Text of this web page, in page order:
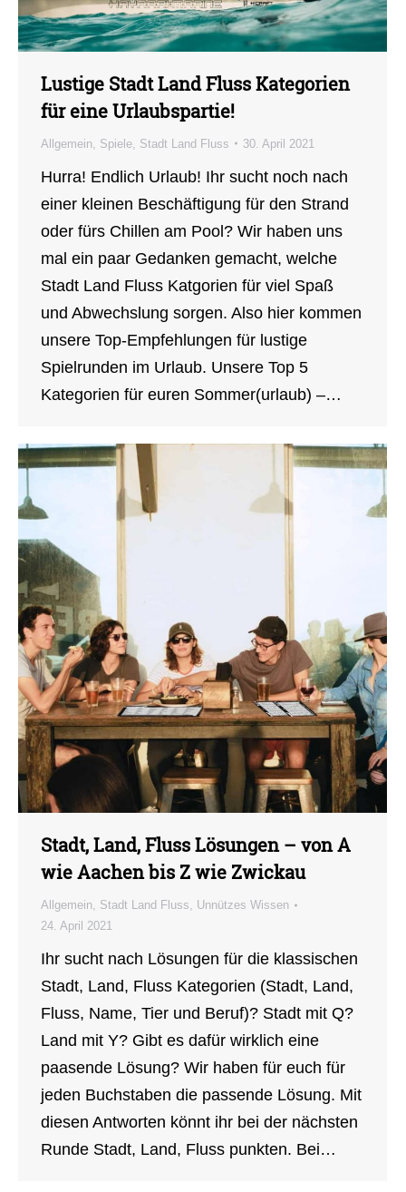
Lustige Stadt Land Fluss Kategorien
für eine Urlaubspartie!
Allgemein Spiele Stadt Land Fluss 30. April 2021
Hurra! Endlich Urlaub! Ihr sucht noch nach
einer kleinen Beschäftigung für den Strand
oder fürs Chillen am Pool? Wir haben uns
mal ein paar Gedanken gemacht, welche
Stadt Land Fluss Katgorien für viel Spaß
und Abwechslung sorgen. Also hier kommen
unsere Top-Empfehlungen für lustige
Spielrunden im Urlaub. Unsere Top 5
Kategorien für euren Sommer(urlaub) –…
Stadt, Land, Fluss Lösungen – von A
wie Aachen bis Z wie Zwickau
Allgemein, Stadt Land Fluss, Unnützes Wissen
24. April 2021
Ihr sucht nach Lösungen für die klassischen
Stadt, Land, Fluss Kategorien (Stadt, Land,
Fluss, Name, Tier und Beruf)? Stadt mit Q?
Land mit Y? Gibt es dafür wirklich eine
paasende Lösung? Wir haben für euch für
jeden Buchstaben die passende Lösung. Mit
diesen Antworten könnt ihr bei der nächsten
Runde Stadt, Land, Fluss punkten. Bei…